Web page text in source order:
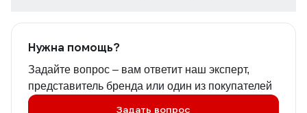
Нужна помощь?
Задайте вопрос – вам ответит наш эксперт,
представитель бренда или один из покупателей
Задать вопрос